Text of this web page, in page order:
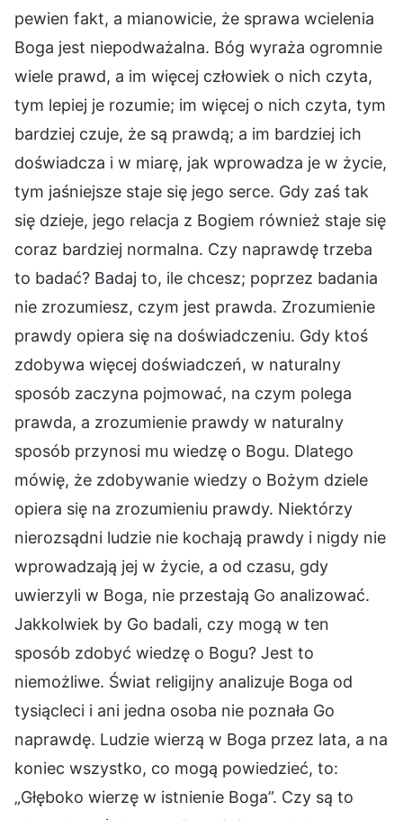
pewien fakt, a mianowicie, że sprawa wcielenia
Boga jest niepodważalna. Bóg wyraża ogromnie
wiele prawd, a im więcej człowiek o nich czyta,
tym lepiej je rozumie; im więcej o nich czyta, tym
bardziej czuje, że są prawdą; a im bardziej ich
doświadcza i w miarę, jak wprowadza je w życie,
tym jaśniejsze staje się jego serce. Gdy zaś tak
się dzieje, jego relacja z Bogiem również staje się
coraz bardziej normalna. Czy naprawdę trzeba
to badać? Badaj to, ile chcesz; poprzez badania
nie zrozumiesz, czym jest prawda. Zrozumienie
prawdy opiera się na doświadczeniu. Gdy ktoś
zdobywa więcej doświadczeń, w naturalny
sposób zaczyna pojmować, na czym polega
prawda, a zrozumienie prawdy w naturalny
sposób przynosi mu wiedzę o Bogu. Dlatego
mówię, że zdobywanie wiedzy o Bożym dziele
opiera się na zrozumieniu prawdy. Niektórzy
nierozsądni ludzie nie kochają prawdy i nigdy nie
wprowadzają jej w życie, a od czasu, gdy
uwierzyli w Boga, nie przestają Go analizować.
Jakkolwiek by Go badali, czy mogą w ten
sposób zdobyć wiedzę o Bogu? Jest to
niemożliwe. Świat religijny analizuje Boga od
tysiącleci i ani jedna osoba nie poznała Go
naprawdę. Ludzie wierzą w Boga przez lata, a na
koniec wszystko, co mogą powiedzieć, to:
„Głęboko wierzę w istnienie Boga”. Czy są to